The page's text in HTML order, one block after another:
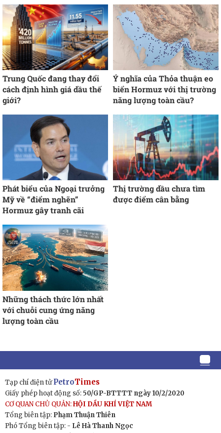
Trung Quốc đang thay đổi
cách định hình giá dầu thế
giới?
Ý nghĩa của Thỏa thuận eo
biển Hormuz với thị trường
năng lượng toàn cầu?
Phát biểu của Ngoại trưởng
Mỹ về “điểm nghẽn”
Hormuz gây tranh cãi
Thị trường dầu chưa tìm
được điểm cân bằng
Những thách thức lớn nhất
với chuỗi cung ứng năng
lượng toàn cầu
Tạp chí điện tửPetroTimes
Giấy phép hoạt động số: 50/GP-BTTTT ngày 10/2/2020
CƠ QUAN CHỦ QUẢN:HỘI DẦU KHÍ VIỆT NAM
Tổng biên tập: Phạm Thuận Thiên
Phó Tổng biên tập: - Lê Hà Thanh Ngọc